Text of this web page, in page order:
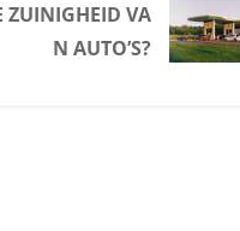
ZUINIGHEID VA
N AUTO’S?